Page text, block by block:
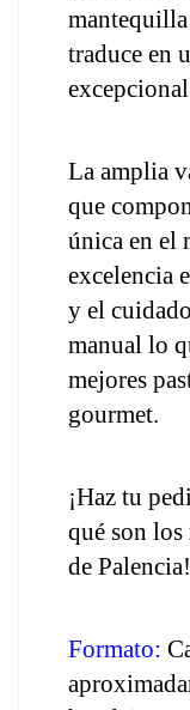
traduce en
La amplia
que
única en el
excelencia
y el
manual lo
mejores
gourmet.
¡Haz tu
qué son los
de Palencia!
Formato: